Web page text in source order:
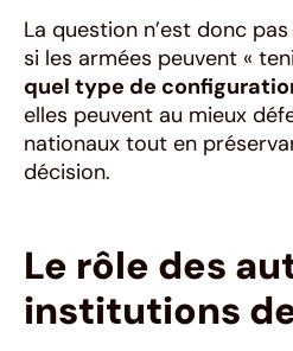
La question n’est donc
si les armées peuvent «
quel type de
elles peuvent au mieux
nationaux tout en
décision.
Le rôle des
institutions